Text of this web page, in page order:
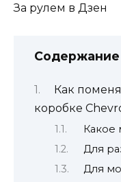
За рулем в Дзен
Содержание
Как
коробке
Какое
Для
Для